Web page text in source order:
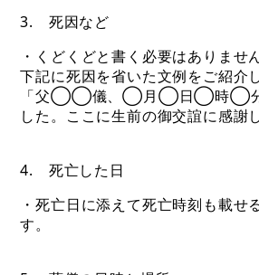
3. 死因など
・くどくどと書く必要はありません
下記に死因を省いた文例をご紹介
「父◯◯儀、◯月◯日◯時◯分
した。ここに生前の御交誼に感謝
4. 死亡した日
・死亡日に添えて死亡時刻も載せ
す。